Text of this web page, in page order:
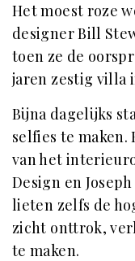
Het moest roze
designer Bill
toen ze de
jaren zestig villa
Bijna dagelijks
selfies te
van het
Design en
lieten zelfs de
zicht onttrok,
te maken.